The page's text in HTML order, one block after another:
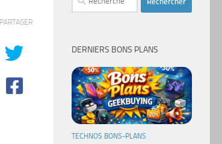
PARTAGER
DERNIERS BONS PLANS
TECHNOS BONS-PLANS